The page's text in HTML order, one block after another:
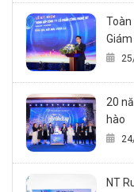
Toàn
trong
20
hào
NT